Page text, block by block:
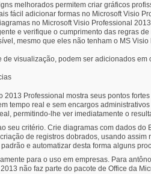
melhorados permitem criar gráficos
fácil adicionar formas no Microsoft Visio
no Microsoft Visio Professional
e verifique o cumprimento das regras
mesmo que eles não tenham o MS
visualização, podem ser adicionados
Professional mostra seus pontos
tempo real e sem encargos
permitindo-lhe ver imediatamente o
seu critério. Crie diagramas com dados
de registros dobrados, usando
e automatizar desta forma alguns
para o uso em empresas. Para
não faz parte do pacote de Office da